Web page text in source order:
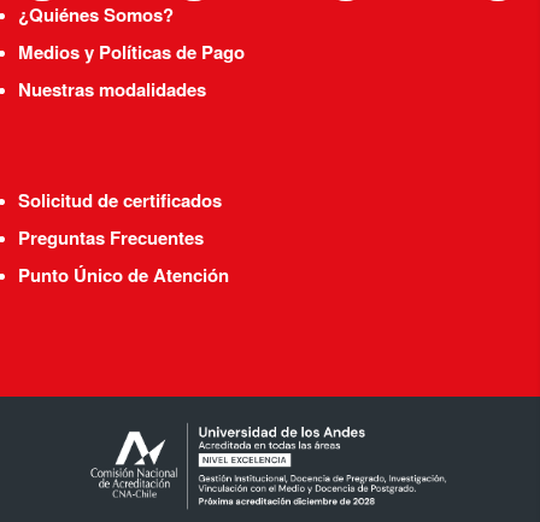
¿Quiénes Somos?
Medios y Políticas de Pago
Nuestras modalidades
Solicitud de certificados
Preguntas Frecuentes
Punto Único de Atención